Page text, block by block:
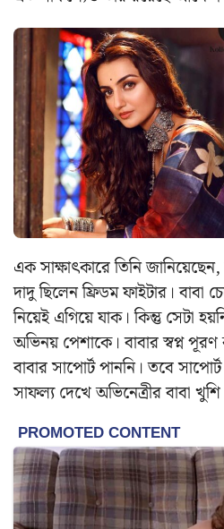
এক সাক্ষাৎকারে তিনি
দাদু ছিলেন ফ্রিডম ফাইটার। বাবা
নিয়েই এগিয়ে যাক। কিন্তু সেটা
অভিনয় পেশাকে। বাবার স্বপ্ন
বাবার সাপোর্ট পাননি। তবে
সাফল্য দেখে অভিনেত্রীর বাবা